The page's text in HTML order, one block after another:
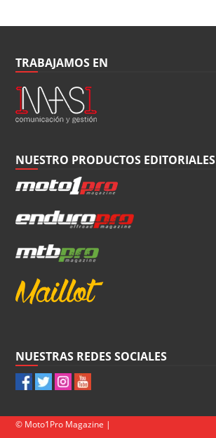
TRABAJAMOS EN
NUESTRO PRODUCTOS EDITORIALES
NUESTRAS REDES SOCIALES
© Moto1Pro Magazine |